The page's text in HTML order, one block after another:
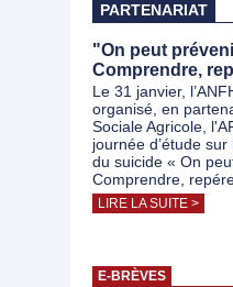
PARTENARIAT
"On peut
Comprendre,
Le 31 janvier,
organisé, en
Sociale Agricole,
journée d’étude
du suicide « On
Comprendre,
LIRE LA SUITE >
E-BRÈVES